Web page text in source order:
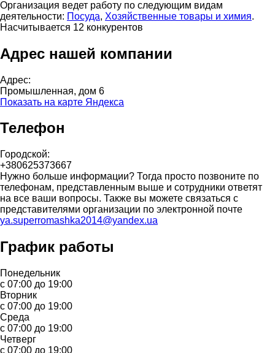
Организация ведет работу по следующим видам
деятельности: Посуда, Хозяйственные товары и химия.
Насчитывается 12 конкурентов
Адрес нашей компании
Адрес:
Промышленная, дом 6
Показать на карте Яндекса
Телефон
Городской:
+380625373667
Нужно больше информации? Тогда просто позвоните по
телефонам, представленным выше и сотрудники ответят
на все ваши вопросы. Также вы можете связаться с
представителями организации по электронной почте
ya.superromashka2014@yandex.ua
График работы
Понедельник
с 07:00 до 19:00
Вторник
с 07:00 до 19:00
Среда
с 07:00 до 19:00
Четверг
с 07:00 до 19:00